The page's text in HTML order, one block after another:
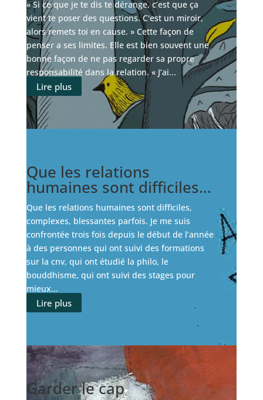
« Si ce que je te dis te dérange, c’est que ça
vient te poser des questions. C'est un miroir,
alors remets toi en cause. » Cette façon de
penser a ses limites. Elle est bien souvent une
bonne façon de ne pas regarder sa propre
responsabilité dans la relation. « J’ai...
Lire plus
Que les relations
humaines sont difficiles…
Que les relations humaines sont difficiles,
complexes, blessantes parfois. Je me suis
confrontée trois fois depuis le début de l’année
à des personnes qui ont suivi des formations
sur la cnv, qui ont étudié la philo, le
bouddhisme, qui ont suivi des stages pour
mieux...
Lire plus
Garder le cap